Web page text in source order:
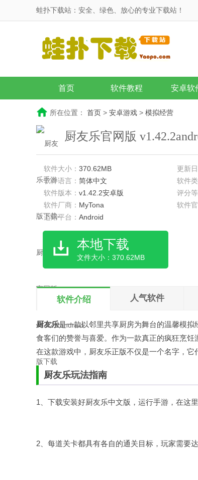
蛙扑下载站：安全、绿色、放心的专业下载站！
首页 软件教程 安卓软
所在位置： 首页 > 安卓游戏 > 模拟经营
厨友乐官网版
软件大小： 370.62MB 更新日
软件语言： 简体中文 软件类
软件版本： v1.42.2安卓版
评分等
软件厂商： MyTona
软件官
适用平台： Android
本地下载
文件大小：370.62MB
软件介绍 人气软件
厨友乐是一款以邻里共享厨房为舞台的温馨模
食客们的赞誉与喜爱。作为一款真正的疯狂烹
在这款游戏中，厨友乐正版不仅是一个名字，它
厨友乐玩法指南
1、下载安装好厨友乐中文版，运行手游，在这
2、每道关卡都具有各自的通关目标，玩家需要